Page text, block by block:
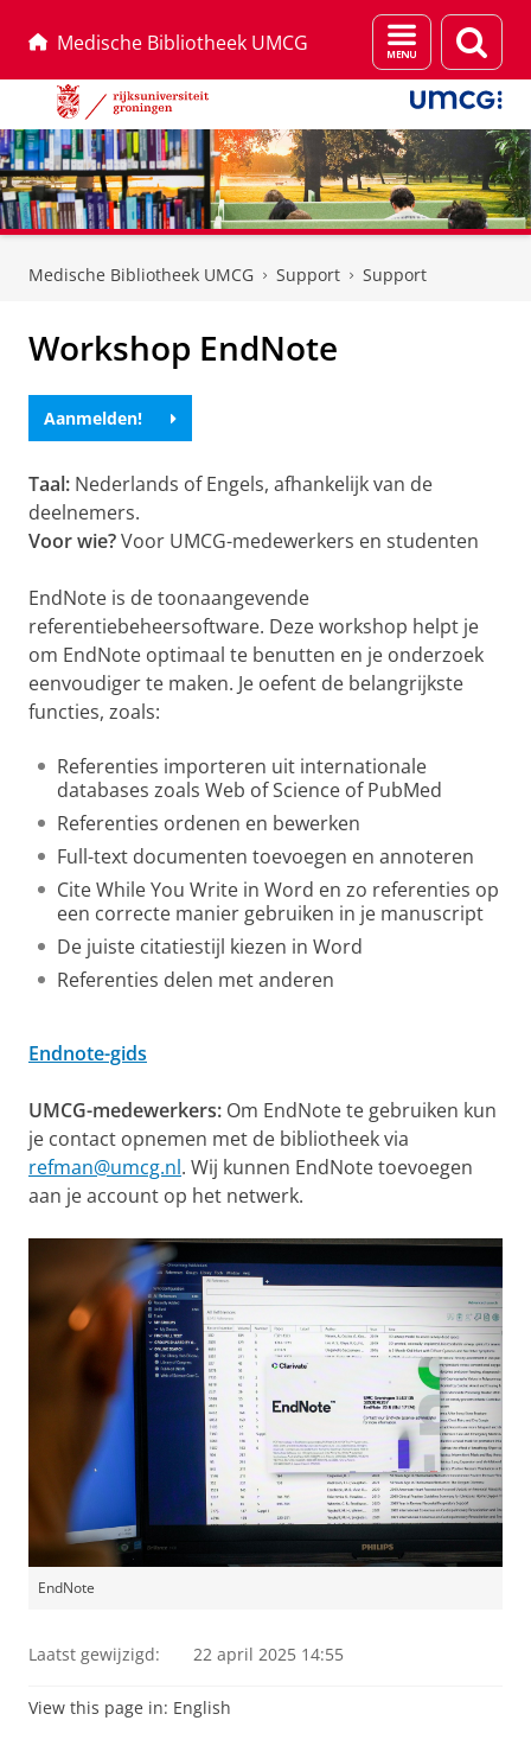
Medische Bibliotheek UMCG
Menu
en
zoeken
Medische Bibliotheek UMCG Support Support
Workshop EndNote
Aanmelden!
Taal: Nederlands of Engels, afhankelijk van de
deelnemers.
Voor wie?Voor UMCG-medewerkers en studenten
EndNote is de toonaangevende
referentiebeheersoftware. Deze workshop helpt je
om EndNote optimaal te benutten en je onderzoek
eenvoudiger te maken. Je oefent de belangrijkste
functies, zoals:
Referenties importeren uit internationale
databases zoals Web of Science of PubMed
Referenties ordenen en bewerken
Full-text documenten toevoegen en annoteren
Cite While You Write in Word en zo referenties op
een correcte manier gebruiken in je manuscript
De juiste citatiestijl kiezen in Word
Referenties delen met anderen
Endnote-gids
UMCG-medewerkers: Om EndNote te gebruiken kun
je contact opnemen met de bibliotheek via
refman@umcg.nl. Wij kunnen EndNote toevoegen
aan je account op het netwerk.
EndNote
Laatst gewijzigd: 22 april 2025 14:55
View this page in: English